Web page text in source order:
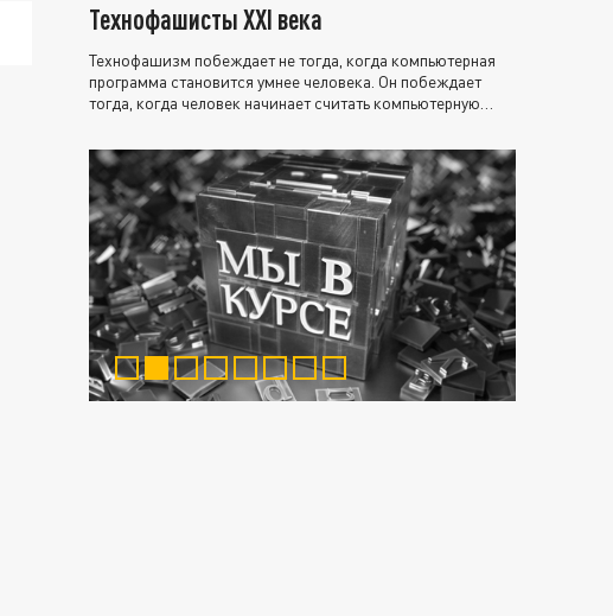
Технофашисты XXI века
Технофашизм побеждает не тогда, когда компьютерная
программа становится умнее человека. Он побеждает
тогда, когда человек начинает считать компьютерную